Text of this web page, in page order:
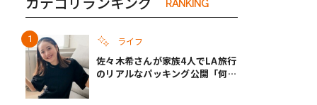
夫婦 #産休
RANKING
ライフ
佐々木希さんが家族4人でLA旅行
のリアルなパッキング公開「何が